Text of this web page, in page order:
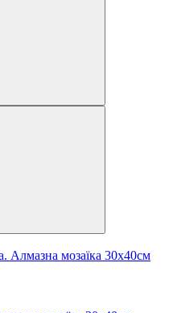
мозаїка 30х40см